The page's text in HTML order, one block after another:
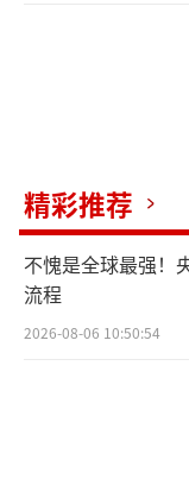
精彩推荐
不愧是全球最强！
流程
2026-08-06 10:50:54